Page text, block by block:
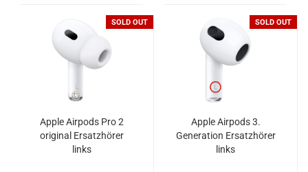
SOLD OUT
Apple Airpods Pro 2
original Ersatzhörer
links
SOLD OUT
Apple Airpods 3.
Generation Ersatzhörer
links